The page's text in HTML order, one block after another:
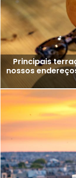
Principais
nossos